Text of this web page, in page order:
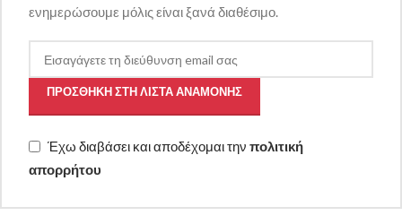
ενημερώσουμε μόλις είναι ξανά διαθέσιμο.
ΠΡΟΣΘΉΚΗ ΣΤΗ ΛΊΣΤΑ ΑΝΑΜΟΝΉΣ
Έχω διαβάσει και αποδέχομαι την πολιτική
απορρήτου